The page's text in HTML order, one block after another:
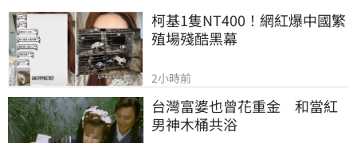
柯基1隻NT400！網紅爆中國繁
殖場殘酷黑幕
2小時前
台灣富婆也曾花重金　和當紅
男神木桶共浴